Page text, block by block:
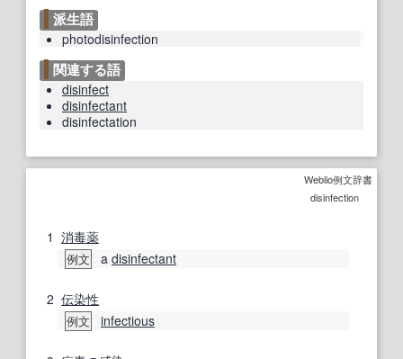
派生語
photodisinfection
関連する語
disinfect
disinfectant
disinfectation
Weblio例文辞書
disinfection
1 消毒薬
例文 a disinfectant
2 伝染性
例文 infectious